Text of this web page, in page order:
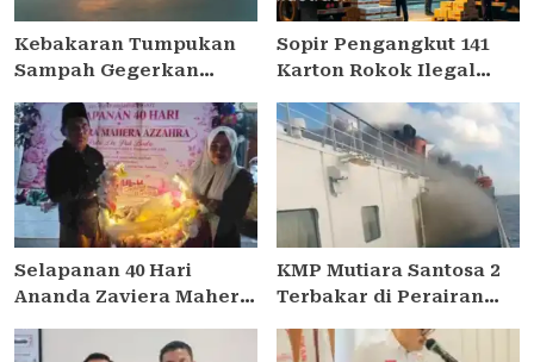
Kebakaran Tumpukan
Sampah Gegerkan
Donomulyo Surabaya
Sopir Pengangkut 141
Karton Rokok Ilegal
Dasar Hukum Bea Cukai
Juanda
Selapanan 40 Hari
Ananda Zaviera Mahera
Berlangsung Khidmat
KMP Mutiara Santosa 2
Terbakar di Perairan
Penumpang Dievakuasi